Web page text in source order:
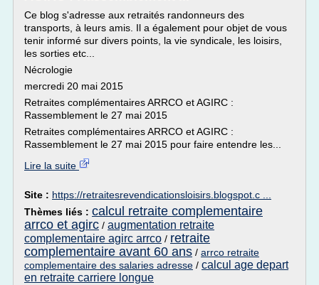
Ce blog s'adresse aux retraités randonneurs des
transports, à leurs amis. Il a également pour objet de vous
tenir informé sur divers points, la vie syndicale, les loisirs,
les sorties etc...
Nécrologie
mercredi 20 mai 2015
Retraites complémentaires ARRCO et AGIRC :
Rassemblement le 27 mai 2015
Retraites complémentaires ARRCO et AGIRC :
Rassemblement le 27 mai 2015 pour faire entendre les...
Lire la suite
Site : https://retraitesrevendicationsloisirs.blogspot.c ...
Thèmes liés : calcul retraite complementaire
arrco et agirc / augmentation retraite
complementaire agirc arrco / retraite
complementaire avant 60 ans / arrco retraite
complementaire des salaries adresse / calcul age depart
en retraite carriere longue